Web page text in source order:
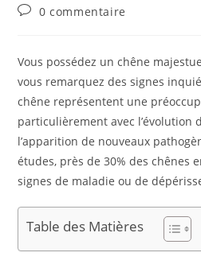
0 commentaire
Vous possédez un chêne
vous remarquez des signes
chêne représentent une
particulièrement avec l’évolution
l’apparition de nouveaux
études, près de 30% des chênes
signes de maladie ou de
Table des Matières